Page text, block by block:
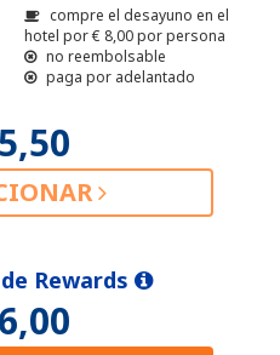
compre el desayuno en el
hotel por€ 8,00por persona
no reembolsable
paga por adelantado
Rewards